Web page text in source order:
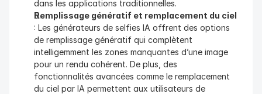
dans les applications traditionnelles.
Remplissage génératif et remplacement du ciel
: Les générateurs de selfies IA offrent des options
de remplissage génératif qui complètent
intelligemment les zones manquantes d’une image
pour un rendu cohérent. De plus, des
fonctionnalités avancées comme le remplacement
du ciel par IA permettent aux utilisateurs de